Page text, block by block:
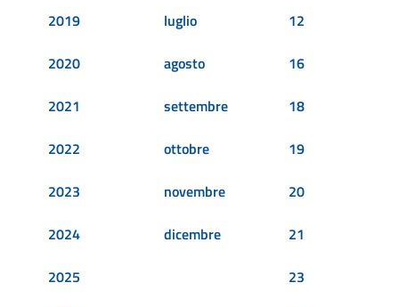
2019
2020
2021
2022
2023
2024
2025
luglio
agosto
settembre
ottobre
novembre
dicembre
12
16
18
19
20
21
23